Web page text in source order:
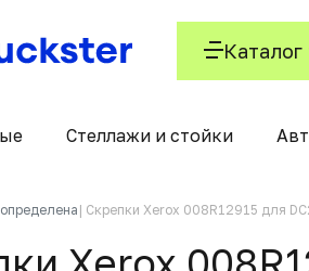
Каталог
Стеллажи и стойки
Скрепки Xerox 008R12915 для